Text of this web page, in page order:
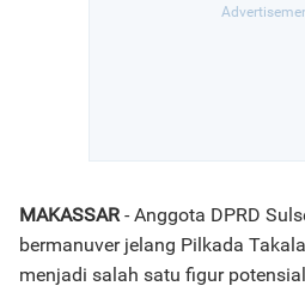
MAKASSAR- Anggota DPRD
bermanuver jelang Pilkada
menjadi salah satu figur